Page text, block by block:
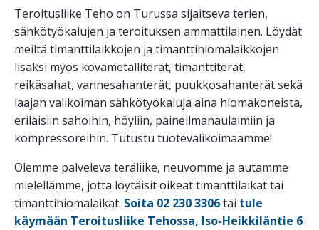
Teroitusliike Teho on Turussa sijaitseva terien,
sähkötyökalujen ja teroituksen ammattilainen. Löydät
meiltä timanttilaikkojen ja timanttihiomalaikkojen
lisäksi myös kovametalliterät, timanttiterät,
reikäsahat, vannesahanterät, puukkosahanterät sekä
laajan valikoiman sähkötyökaluja aina hiomakoneista,
erilaisiin sahoihin, höyliin, paineilmanaulaimiin ja
kompressoreihin. Tutustu tuotevalikoimaamme!
Olemme palveleva teräliike, neuvomme ja autamme
mielellämme, jotta löytäisit oikeat timanttilaikat tai
timanttihiomalaikat. Soita 02 230 3306tai tule
käymään Teroitusliike Tehossa, Iso-Heikkiläntie 6